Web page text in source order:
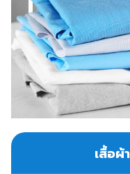
เสื้อผ้